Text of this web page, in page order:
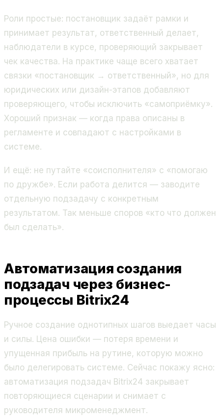
Роли простые: постановщик задаёт рамки и
принимает результат, ответственный делает,
наблюдатели в курсе, проверяющий закрывает
чек качества. На практике чаще всего хватает
связки «постановщик → ответственный», но для
юридических или дизайн-этапов добавляют
проверяющего, чтобы исключить «самоприёмку».
Хороший признак — когда права описаны в
регламенте и совпадают с настройками в
системе.
И ещё: не путайте «соисполнителя» с «помогаю
по дружбе». Если работа делится — заводите
отдельную подзадачу с конкретным
результатом. Так меньше споров «кто что должен
был сделать».
Автоматизация создания
подзадач через бизнес-
процессы Bitrix24
Ручное создание однотипных шагов выедает часы
и силы. Цена ошибки — потеря времени и
упущенная прибыль на рутине, которую можно
было делегировать системе. Сейчас покажу ясно:
автоматизация подзадач Bitrix24 закрывает
повторяющиеся сценарии и снимает с
руководителя микроменеджмент.